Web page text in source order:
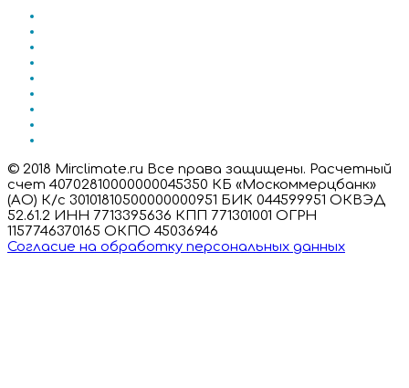
© 2018 Mirclimate.ru Все права защищены. Расчетный
счет 40702810000000045350 КБ «Москоммерцбанк»
(АО) К/с 30101810500000000951 БИК 044599951 ОКВЭД
52.61.2 ИНН 7713395636 КПП 771301001 ОГРН
1157746370165 ОКПО 45036946
Согласие на обработку персональных данных